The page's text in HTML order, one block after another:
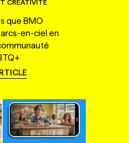
CRÉATIVITÉ
que BMO
en-ciel en